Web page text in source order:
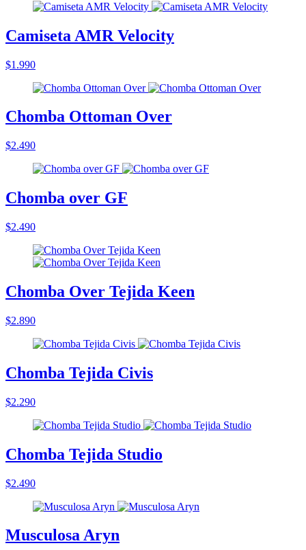
Camiseta AMR Velocity
$1.990
Chomba Ottoman Over
$2.490
Chomba over GF
$2.490
Chomba Over Tejida Keen
$2.890
Chomba Tejida Civis
$2.290
Chomba Tejida Studio
$2.490
Musculosa Aryn